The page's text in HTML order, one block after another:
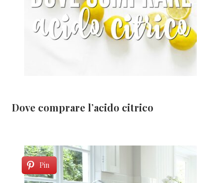
Dove comprare l’acido citrico
Pin